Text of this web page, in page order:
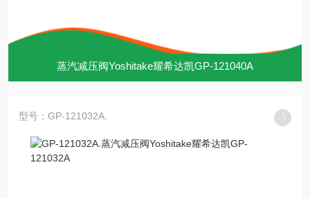
蒸汽减压阀Yoshitake耀希达凯GP-121040A
型号：GP-121032A.